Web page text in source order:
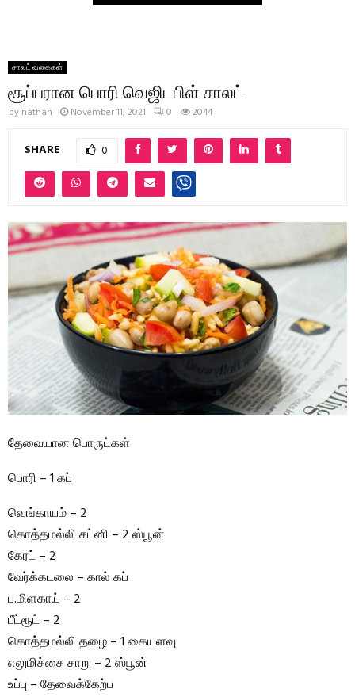
சாலட் வகைகள்
சூப்பரான பொரி வெஜிடபிள் சாலட்
by nathan November 11, 2021 0 2044
SHARE 0
தேவையான பொருட்கள்
பொரி – 1 கப்
வெங்காயம் – 2
கொத்தமல்லி சட்னி – 2 ஸ்பூன்
கேரட் – 2
வேர்க்கடலை – கால் கப்
ப.மிளகாய் – 2
பீட்ரூட் – 2
கொத்தமல்லி தழை – 1 கையளவு
எலுமிச்சை சாறு – 2 ஸ்பூன்
உப்பு – தேவைக்கேற்ப